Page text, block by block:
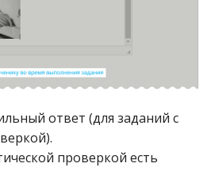
ответ (для заданий с
проверкой есть